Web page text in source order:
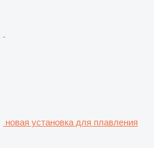
новая установка для плавления